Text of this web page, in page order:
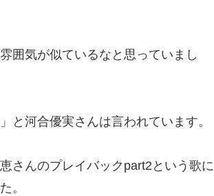
囲気が似ているなと思っていまし
と河合優実さんは言われています。
さんのプレイバックpart2という歌に
。